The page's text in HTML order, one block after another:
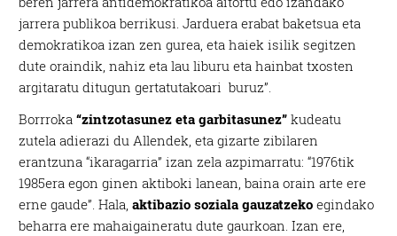
jarrera publikoa berrikusi. Jarduera erabat baketsua eta
demokratikoa izan zen gurea, eta haiek isilik segitzen
dute oraindik, nahiz eta lau liburu eta hainbat txosten
argitaratu ditugun gertatutakoari buruz”.
Borrroka“zintzotasunez eta garbitasunez” kudeatu
zutela adierazi du Allendek, eta gizarte zibilaren
erantzuna “ikaragarria” izan zela azpimarratu: “1976tik
1985era egon ginen aktiboki lanean, baina orain arte ere
erne gaude”. Hala, aktibazio soziala gauzatzeko egindako
beharra ere mahaigaineratu dute gaurkoan. Izan ere,